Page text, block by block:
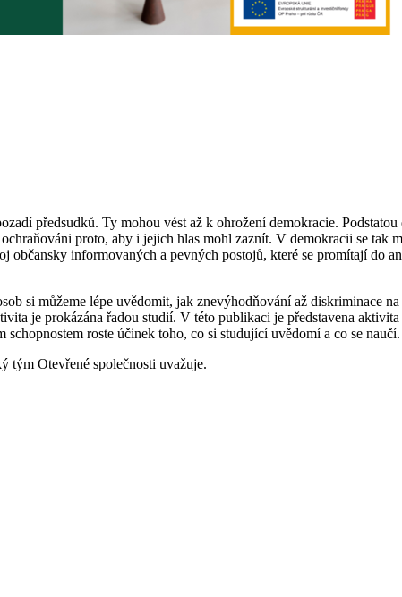
předsudků. Ty mohou vést až k ohrožení demokracie.
proto, aby i jejich hlas mohl zaznít. V demokracii se tak
informovaných a pevných postojů, které se promítají do
si můžeme lépe uvědomit, jak znevýhodňování až diskriminace
je prokázána řadou studií. V této publikaci je představena
roste účinek toho, co si studující uvědomí a co se naučí.
tým Otevřené společnosti uvažuje.